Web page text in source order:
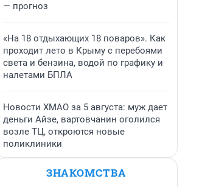
— прогноз
«На 18 отдыхающих 18 поваров». Как
проходит лето в Крыму с перебоями
света и бензина, водой по графику и
налетами БПЛА
Новости ХМАО за 5 августа: муж дает
деньги Айзе, вартовчанин оголился
возле ТЦ, откроются новые
поликлиники
ЗНАКОМСТВА